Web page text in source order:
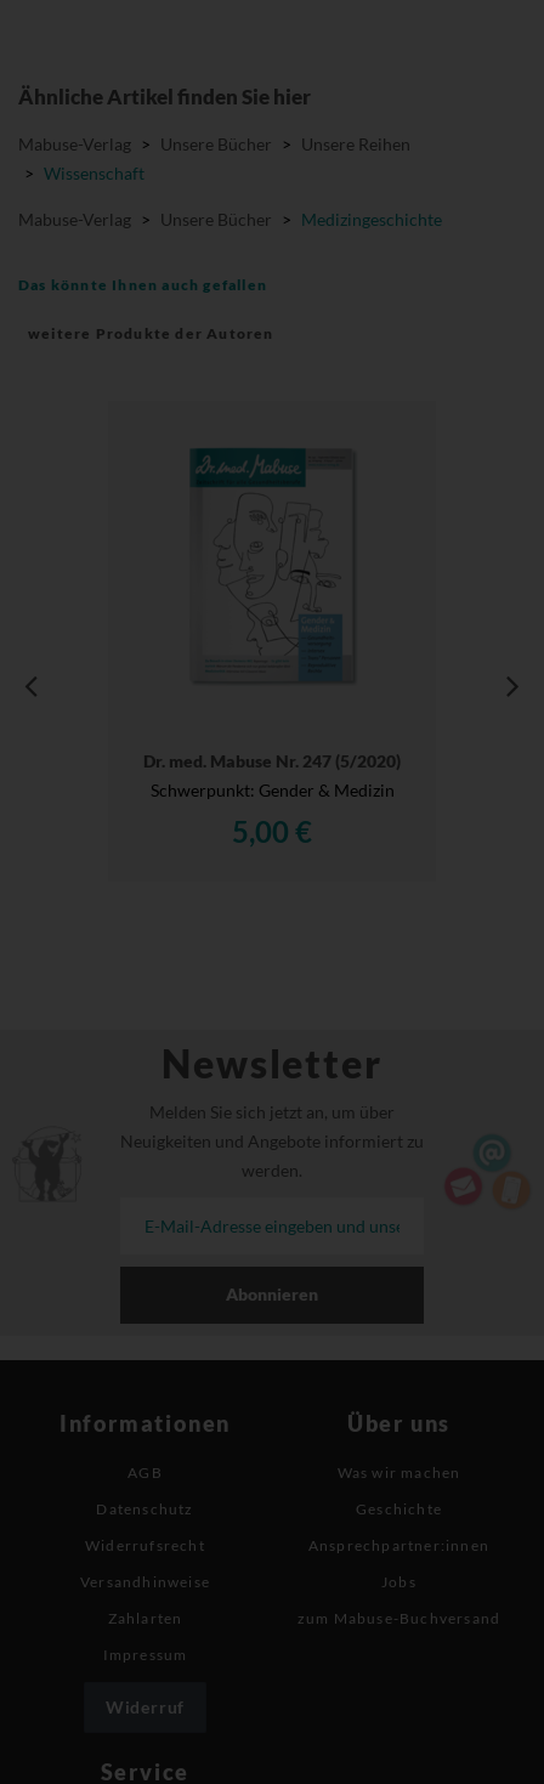
Ähnliche Artikel finden Sie hier
Mabuse-Verlag > Unsere Bücher > Unsere Reihen
> Wissenschaft
Mabuse-Verlag > Unsere Bücher > Medizingeschichte
Das könnte Ihnen auch gefallen
weitere Produkte der Autoren
Dr. med. Mabuse Nr. 247 (5/2020)
Schwerpunkt: Gender & Medizin
5,00 €
Newsletter
Melden Sie sich jetzt an, um über
Neuigkeiten und Angebote informiert zu
werden.
Abonnieren
Informationen
AGB
Datenschutz
Widerrufsrecht
Versandhinweise
Zahlarten
Impressum
Widerruf
Über uns
Was wir machen
Geschichte
Ansprechpartner:innen
Jobs
zum Mabuse-Buchversand
Service